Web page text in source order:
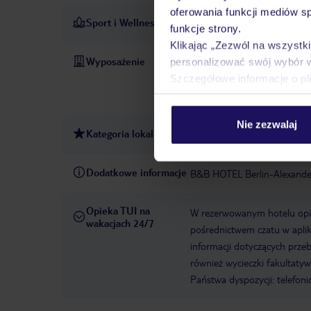
oferowania funkcji mediów
funkcje strony.
Klikając „Zezwól na
personalizować swój wybór
Szczegółowe informacje o
Nie zezwalaj
Sport i Wellness Wypożyczalnia rowerów:
Wyposażenie Recepcja 24h
2017
WLAN/WiFi w hotelu
163
Metody płatności:
Kategoria lokalna
Dodatkowe informacje B&B HOTEL Berlin-
Opieka TUI na
wakacjach 24/7
W rezerwowanym hotelu
pośrednictwem czatu w
informacji dotyczących
również wycieczki
Państwa dyspozycji: